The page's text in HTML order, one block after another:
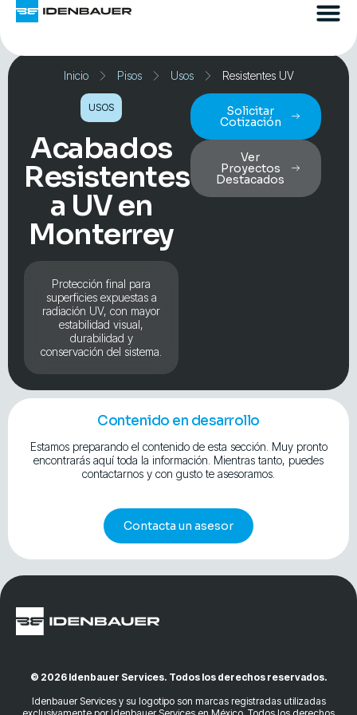
Inicio Pisos Usos Resistentes UV
USOS
Acabados
Resistentes
a UV en
Monterrey
Protección final para
superficies expuestas a
radiación UV, con mayor
estabilidad visual,
durabilidad y
conservación del sistema.
Solicitar
Cotización
Ver
Proyectos
Destacados
Contenido en desarrollo
Estamos preparando el contenido de esta sección. Muy pronto
encontrarás aquí toda la información. Mientras tanto, puedes
contactarnos y con gusto te asesoramos.
Contacta un asesor
© 2026 Idenbauer Services. Todos los derechos reservados.
Idenbauer Services y su logotipo son marcas registradas utilizadas